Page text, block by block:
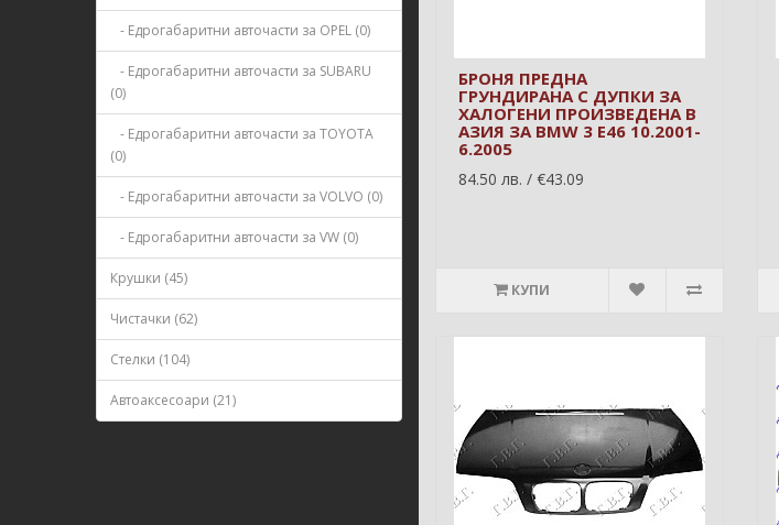
- Едрогабаритни авточасти за OPEL (0)
- Едрогабаритни авточасти за SUBARU
(0)
- Едрогабаритни авточасти за TOYOTA
(0)
- Едрогабаритни авточасти за VOLVO (0)
- Едрогабаритни авточасти за VW (0)
Крушки (45)
Чистачки (62)
Стелки (104)
Автоаксесоари (21)
БРОНЯ ПРЕДНА
ГРУНДИРАНА С ДУПКИ ЗА
ХАЛОГЕНИ ПРОИЗВЕДЕНА В
АЗИЯ ЗА BMW 3 E46 10.2001-
6.2005
84.50 лв. / €43.09
КУПИ